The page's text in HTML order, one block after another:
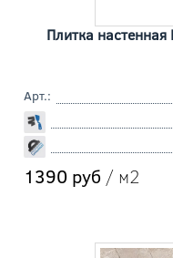
Плитка
Арт.:
1390 руб / м2